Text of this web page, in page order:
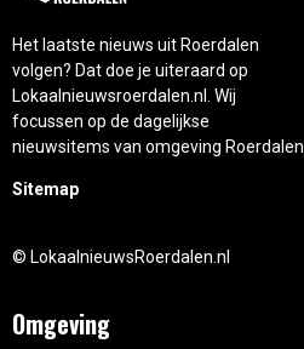
Het laatste nieuws uit Roerdalen
volgen? Dat doe je uiteraard op
Lokaalnieuwsroerdalen.nl. Wij
focussen op de dagelijkse
nieuwsitems van omgeving Roerdalen.
Sitemap
© LokaalnieuwsRoerdalen.nl
Omgeving